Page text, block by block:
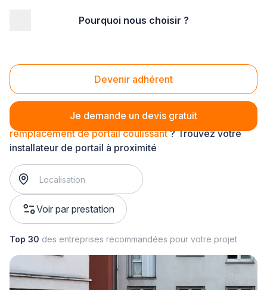
Pourquoi nous choisir ?
Devenir adhérent
Je demande un devis gratuit
Remplacement de portail coulissant
remplacement de portail coulissant? Trouvez votre
installateur de portail à proximité
Voir par prestation
Top 30 des entreprises recommandées pour votre projet